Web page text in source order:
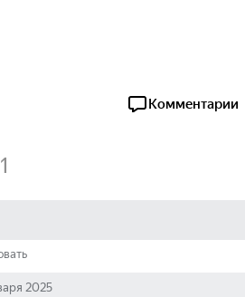
Комментарии
1
2025